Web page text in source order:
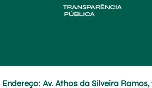
Endereço: Av. Athos da Silveira Ramos,